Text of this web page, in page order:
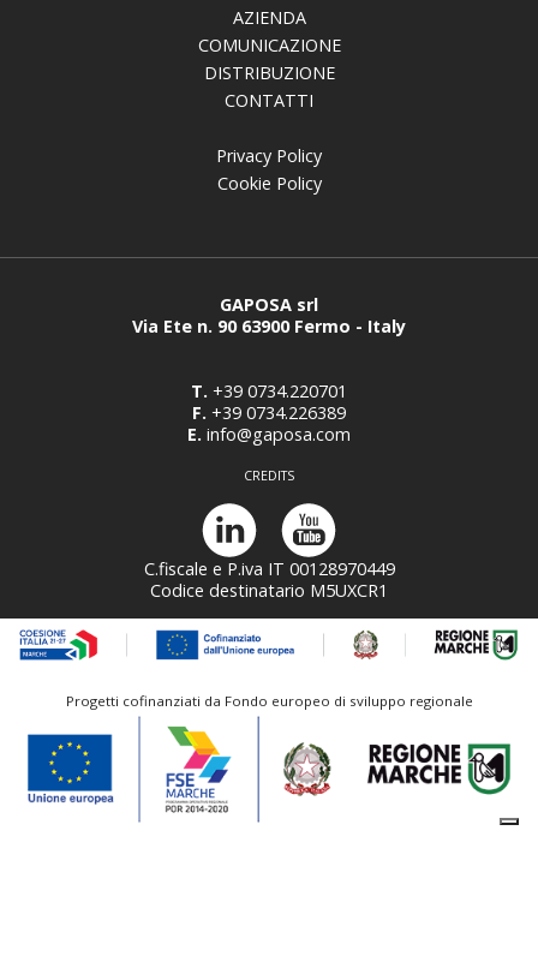
AZIENDA
COMUNICAZIONE
DISTRIBUZIONE
CONTATTI
Privacy Policy
Cookie Policy
GAPOSA srl
Via Ete n. 90 63900 Fermo - Italy
T. +39 0734.220701
F. +39 0734.226389
E. info@gaposa.com
CREDITS
C.fiscale e P.iva IT 00128970449
Codice destinatario M5UXCR1
Progetti cofinanziati da Fondo europeo di sviluppo regionale